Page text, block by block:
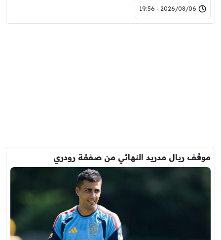
2026/08/06 - 19:56
موقف ريال مدريد النهائي من صفقة رودري